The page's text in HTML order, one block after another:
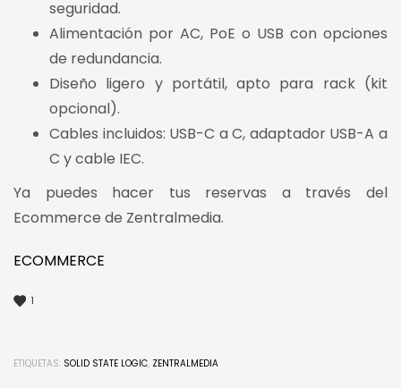
seguridad.
Alimentación por AC, PoE o USB con opciones
de redundancia.
Diseño ligero y portátil, apto para rack (kit
opcional).
Cables incluidos: USB-C a C, adaptador USB-A a
C y cable IEC.
Ya puedes hacer tus reservas a través del
Ecommerce de Zentralmedia.
ECOMMERCE
1
ETIQUETAS: SOLID STATE LOGIC, ZENTRALMEDIA